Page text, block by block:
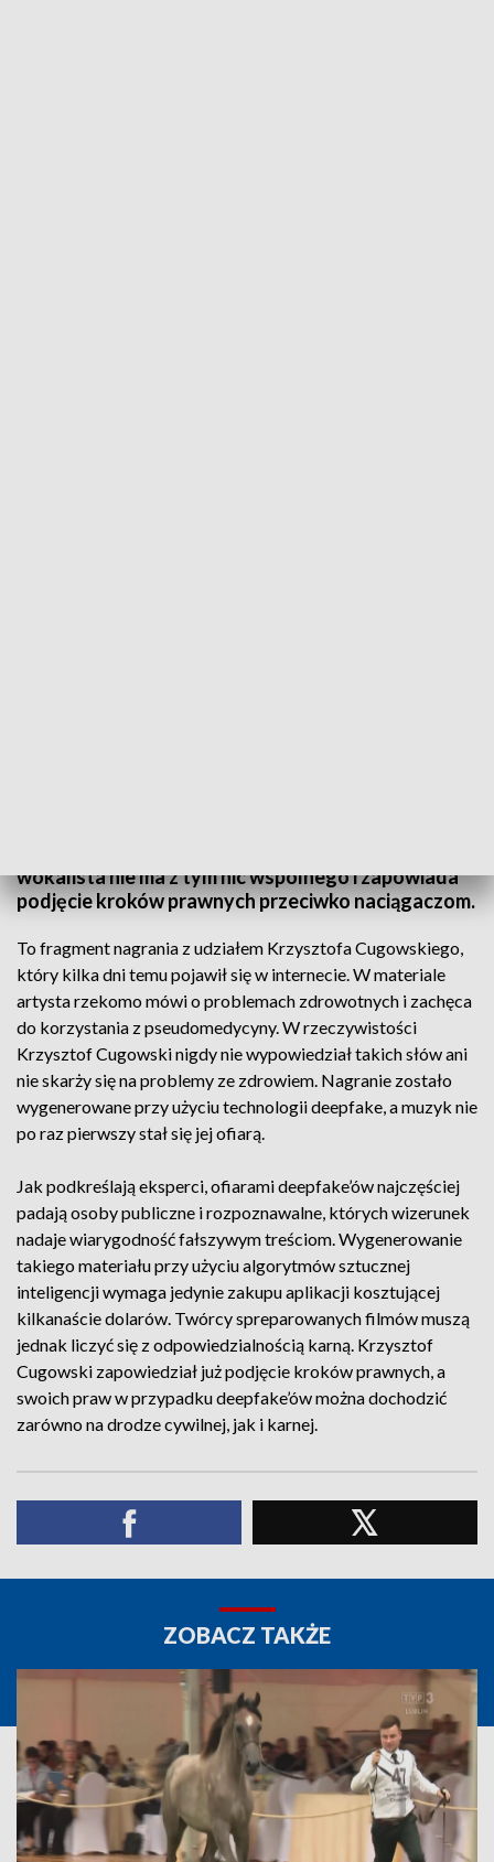
wokalista nie ma z tym nic wspólnego i zapowiada
podjęcie kroków prawnych przeciwko naciągaczom.
To fragment nagrania z udziałem Krzysztofa Cugowskiego,
który kilka dni temu pojawił się w internecie. W materiale
artysta rzekomo mówi o problemach zdrowotnych i zachęca
do korzystania z pseudomedycyny. W rzeczywistości
Krzysztof Cugowski nigdy nie wypowiedział takich słów ani
nie skarży się na problemy ze zdrowiem. Nagranie zostało
wygenerowane przy użyciu technologii deepfake, a muzyk nie
po raz pierwszy stał się jej ofiarą.
Jak podkreślają eksperci, ofiarami deepfake’ów najczęściej
padają osoby publiczne i rozpoznawalne, których wizerunek
nadaje wiarygodność fałszywym treściom. Wygenerowanie
takiego materiału przy użyciu algorytmów sztucznej
inteligencji wymaga jedynie zakupu aplikacji kosztującej
kilkanaście dolarów. Twórcy spreparowanych filmów muszą
jednak liczyć się z odpowiedzialnością karną. Krzysztof
Cugowski zapowiedział już podjęcie kroków prawnych, a
swoich praw w przypadku deepfake’ów można dochodzić
zarówno na drodze cywilnej, jak i karnej.
ZOBACZ TAKŻE